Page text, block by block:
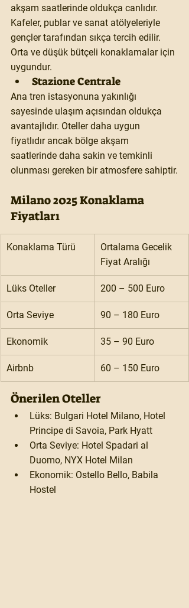
akşam saatlerinde oldukça canlıdır.
Kafeler, publar ve sanat atölyeleriyle
gençler tarafından sıkça tercih edilir.
Orta ve düşük bütçeli konaklamalar için
uygundur.
Stazione Centrale
Ana tren istasyonuna yakınlığı
sayesinde ulaşım açısından oldukça
avantajlıdır. Oteller daha uygun
fiyatlıdır ancak bölge akşam
saatlerinde daha sakin ve temkinli
olunması gereken bir atmosfere sahiptir.
Milano 2025 Konaklama
Fiyatları
Konaklama Türü
Ortalama Gecelik
Fiyat Aralığı
Lüks Oteller 200 – 500 Euro
Orta Seviye 90 – 180 Euro
Ekonomik 35 – 90 Euro
Airbnb 60 – 150 Euro
Önerilen Oteller
Lüks: Bulgari Hotel Milano, Hotel
Principe di Savoia, Park Hyatt
Orta Seviye: Hotel Spadari al
Duomo, NYX Hotel Milan
Ekonomik: Ostello Bello, Babila
Hostel